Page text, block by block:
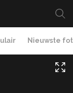
Nieuwste